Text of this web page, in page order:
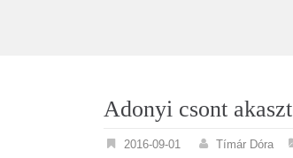
Adonyi csont
2016-09-01 Tímár Dóra